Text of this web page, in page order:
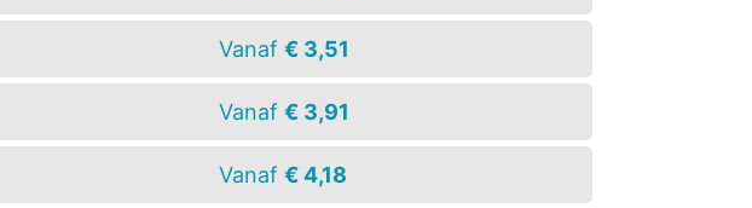
Vanaf€ 3,51
Vanaf€ 3,91
Vanaf€ 4,18